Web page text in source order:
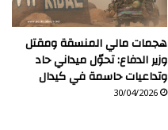
هجمات مالي المنسقة ومقتل
وزير الدفاع: تحوّل ميداني حاد
وتداعيات حاسمة في كيدال
30/04/2026